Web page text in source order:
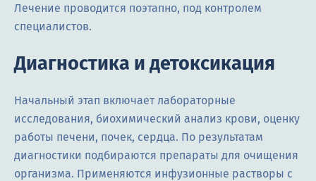
Лечение проводится поэтапно, под контролем
специалистов.
Диагностика и детоксикация
Начальный этап включает лабораторные
исследования, биохимический анализ крови, оценку
работы печени, почек, сердца. По результатам
диагностики подбираются препараты для очищения
организма. Применяются инфузионные растворы с